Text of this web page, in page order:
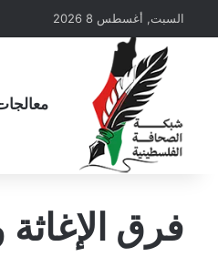
السبت, أغسطس 8 2026
فرق